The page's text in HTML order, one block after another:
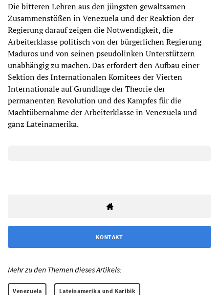
Die bitteren Lehren aus den jüngsten gewaltsamen
Zusammenstößen in Venezuela und der Reaktion der
Regierung darauf zeigen die Notwendigkeit, die
Arbeiterklasse politisch von der bürgerlichen Regierung
Maduros und von seinen pseudolinken Unterstützern
unabhängig zu machen. Das erfordert den Aufbau einer
Sektion des Internationalen Komitees der Vierten
Internationale auf Grundlage der Theorie der
permanenten Revolution und des Kampfes für die
Machtübernahme der Arbeiterklasse in Venezuela und
ganz Lateinamerika.
KONTAKT
Mehr zu den Themen dieses Artikels:
Venezuela Lateinamerika und Karibik